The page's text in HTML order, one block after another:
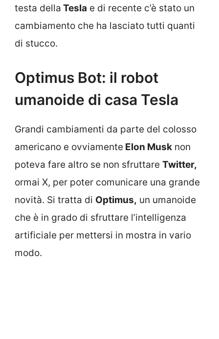
testa della Tesla e di recente c’è stato un
cambiamento che ha lasciato tutti quanti
di stucco.
Optimus Bot: il robot
umanoide di casa Tesla
Grandi cambiamenti da parte del colosso
americano e ovviamente Elon Musk non
poteva fare altro se non sfruttare Twitter,
ormai X, per poter comunicare una grande
novità. Si tratta di Optimus, un umanoide
che è in grado di sfruttare l’intelligenza
artificiale per mettersi in mostra in vario
modo.